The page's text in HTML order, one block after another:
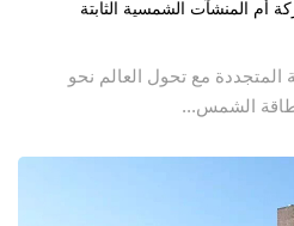
أم المنشآت الشمسية الثابتة
المتجددة مع تحول العالم نحو
الشمس...